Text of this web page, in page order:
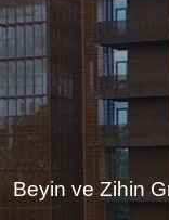
Beyin ve Zihin